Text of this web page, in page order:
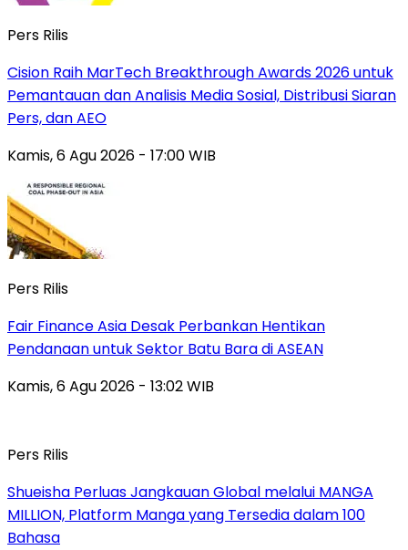
Pers Rilis
Cision Raih MarTech Breakthrough Awards 2026 untuk
Pemantauan dan Analisis Media Sosial, Distribusi Siaran
Pers, dan AEO
Kamis, 6 Agu 2026 - 17:00 WIB
Pers Rilis
Fair Finance Asia Desak Perbankan Hentikan
Pendanaan untuk Sektor Batu Bara di ASEAN
Kamis, 6 Agu 2026 - 13:02 WIB
Pers Rilis
Shueisha Perluas Jangkauan Global melalui MANGA
MILLION, Platform Manga yang Tersedia dalam 100
Bahasa